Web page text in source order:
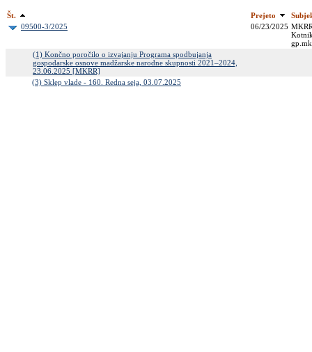
Št. Prejeto
09500-3/2025
06/23/2025
(1) Končno poročilo o izvajanju Programa spodbujanja
gospodarske osnove madžarske narodne skupnosti 2021–2024,
23.06.2025 [MKRR]
(3) Sklep vlade - 160. Redna seja, 03.07.2025